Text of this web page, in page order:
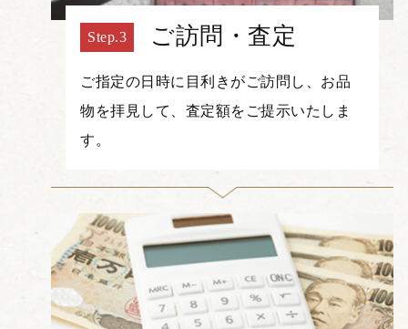
ご訪問・査定
ご指定の日時に目利きがご訪問し、お品
物を拝見して、査定額をご提示いたしま
す。